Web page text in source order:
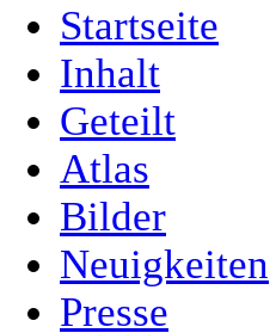
Startseite
Inhalt
Geteilt
Atlas
Bilder
Neuigkeiten
Presse